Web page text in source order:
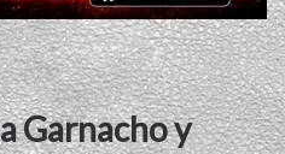
Garnacho y